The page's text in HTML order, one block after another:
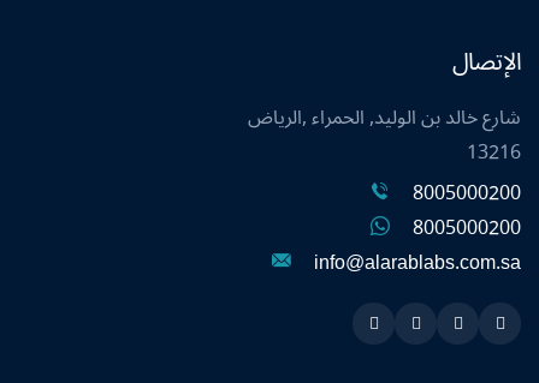
الإتصال
شارع خالد بن الوليد, الحمراء ,الرياض
13216
8005000200
8005000200
info@alarablabs.com.sa
Snapchat
Twitter
Linkedin
Instagram